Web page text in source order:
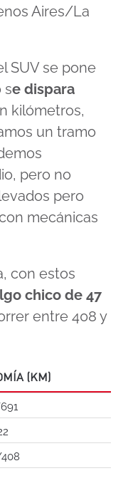
Aires/La
SUV se pone
se dispara
kilómetros,
un tramo
pero no
pero
mecánicas
con estos
chico de 47
entre 408 y
(KM)